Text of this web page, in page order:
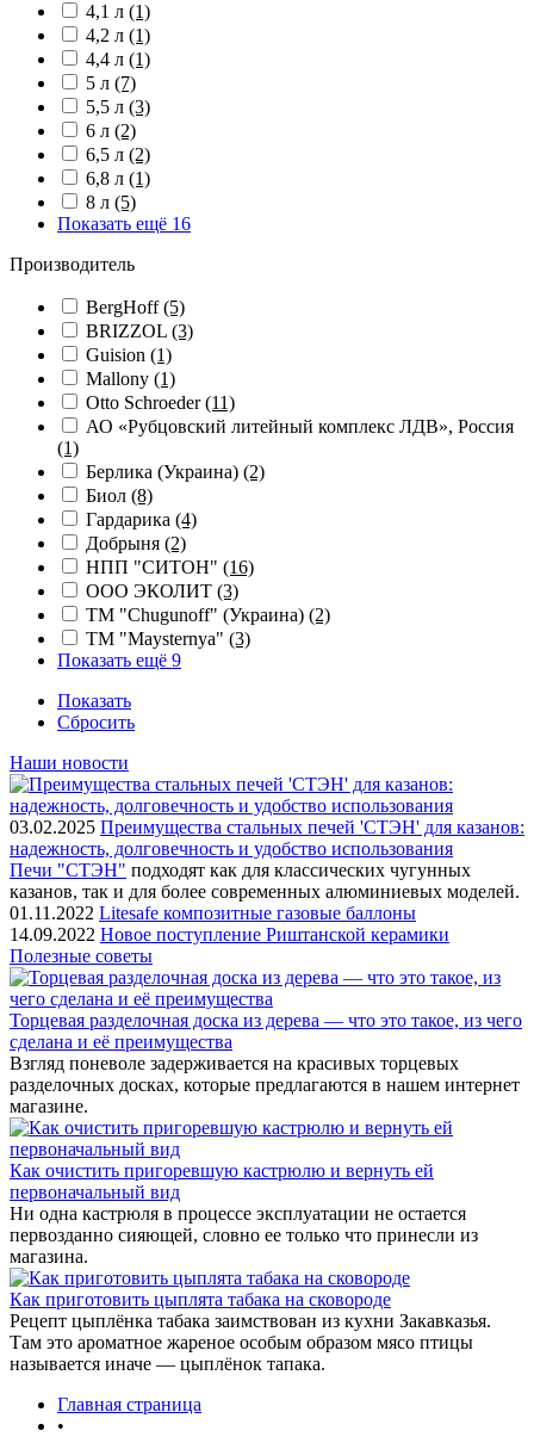
4,1 л (1)
4,2 л (1)
4,4 л (1)
5 л (7)
5,5 л (3)
6 л (2)
6,5 л (2)
6,8 л (1)
8 л (5)
Показать ещё 16
Производитель
BergHoff(5)
BRIZZOL (3)
Guision (1)
Mallony (1)
Otto Schroeder(11)
АО «Рубцовский литейный комплекс ЛДВ», Россия
(1)
Берлика (Украина) (2)
Биол (8)
Гардарика (4)
Добрыня (2)
НПП "СИТОН" (16)
ООО ЭКОЛИТ (3)
ТМ "Chugunoff" (Украина) (2)
ТМ "Maysternya" (3)
Показать ещё 9
Показать
Сбросить
Наши новости
03.02.2025 Преимущества стальных печей 'СТЭН' для казанов:
надежность, долговечность и удобство использования
Печи "СТЭН" подходят как для классических чугунных
казанов, так и для более современных алюминиевых моделей.
01.11.2022 Litesafe композитные газовые баллоны
14.09.2022 Новое поступление Риштанской керамики
Полезные советы
Торцевая разделочная доска из дерева — что это такое, из чего
сделана и её преимущества
Взгляд поневоле задерживается на красивых торцевых
разделочных досках, которые предлагаются в нашем интернет
магазине.
Как очистить пригоревшую кастрюлю и вернуть ей
первоначальный вид
Ни одна кастрюля в процессе эксплуатации не остается
первозданно сияющей, словно ее только что принесли из
магазина.
Как приготовить цыплята табака на сковороде
Рецепт цыплёнка табака заимствован из кухни Закавказья.
Там это ароматное жареное особым образом мясо птицы
называется иначе — цыплёнок тапака.
Главная страница
•